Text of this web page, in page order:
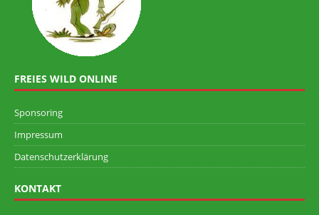
FREIES WILD ONLINE
Sponsoring
Impressum
Datenschutzerklärung
KONTAKT